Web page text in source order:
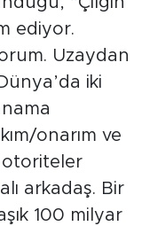
ediyor.
Uzaydan
iki
onarım ve
otoriteler
arkadaş. Bir
100 milyar